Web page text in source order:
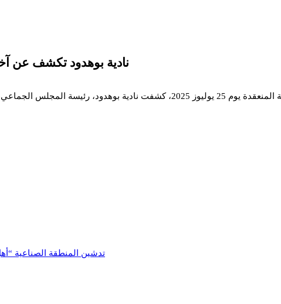
نادية بوهدود تكشف عن
محمد أصكام/ في إطار مناقشة برنامج عمل جماعة أولاد تايمة خلال الدورة الاستثنائية المنعقدة